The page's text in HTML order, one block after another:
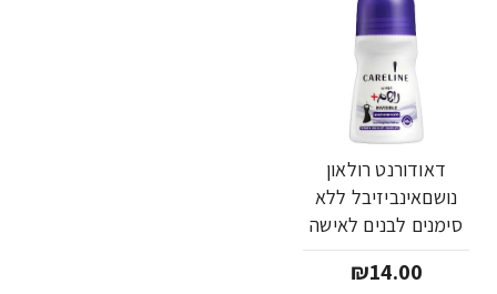
דאודורנט רולאון
נושםאינביזיבל ללא
סימנים לבנים לאישה
75 מ"ל - מבית
CARELINE
₪14.00